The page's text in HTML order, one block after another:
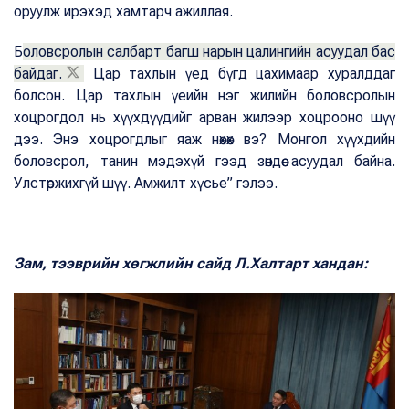
оруулж ирэхэд хамтарч ажиллая.
Боловсролын салбарт багш нарын цалингийн асуудал бас
байдаг.
Цар тахлын үед бүгд цахимаар хуралддаг
болсон. Цар тахлын үеийн нэг жилийн боловсролын
хоцрогдол нь хүүхдүүдийг арван жилээр хоцрооно шүү
дээ. Энэ хоцрогдлыг яаж нөхөх вэ? Монгол хүүхдийн
боловсрол, танин мэдэхүй гээд зөндөө асуудал байна.
Улстөржихгүй шүү. Амжилт хүсье” гэлээ.
Зам, тээврийн хөгжлийн сайд Л.Халтарт хандан: